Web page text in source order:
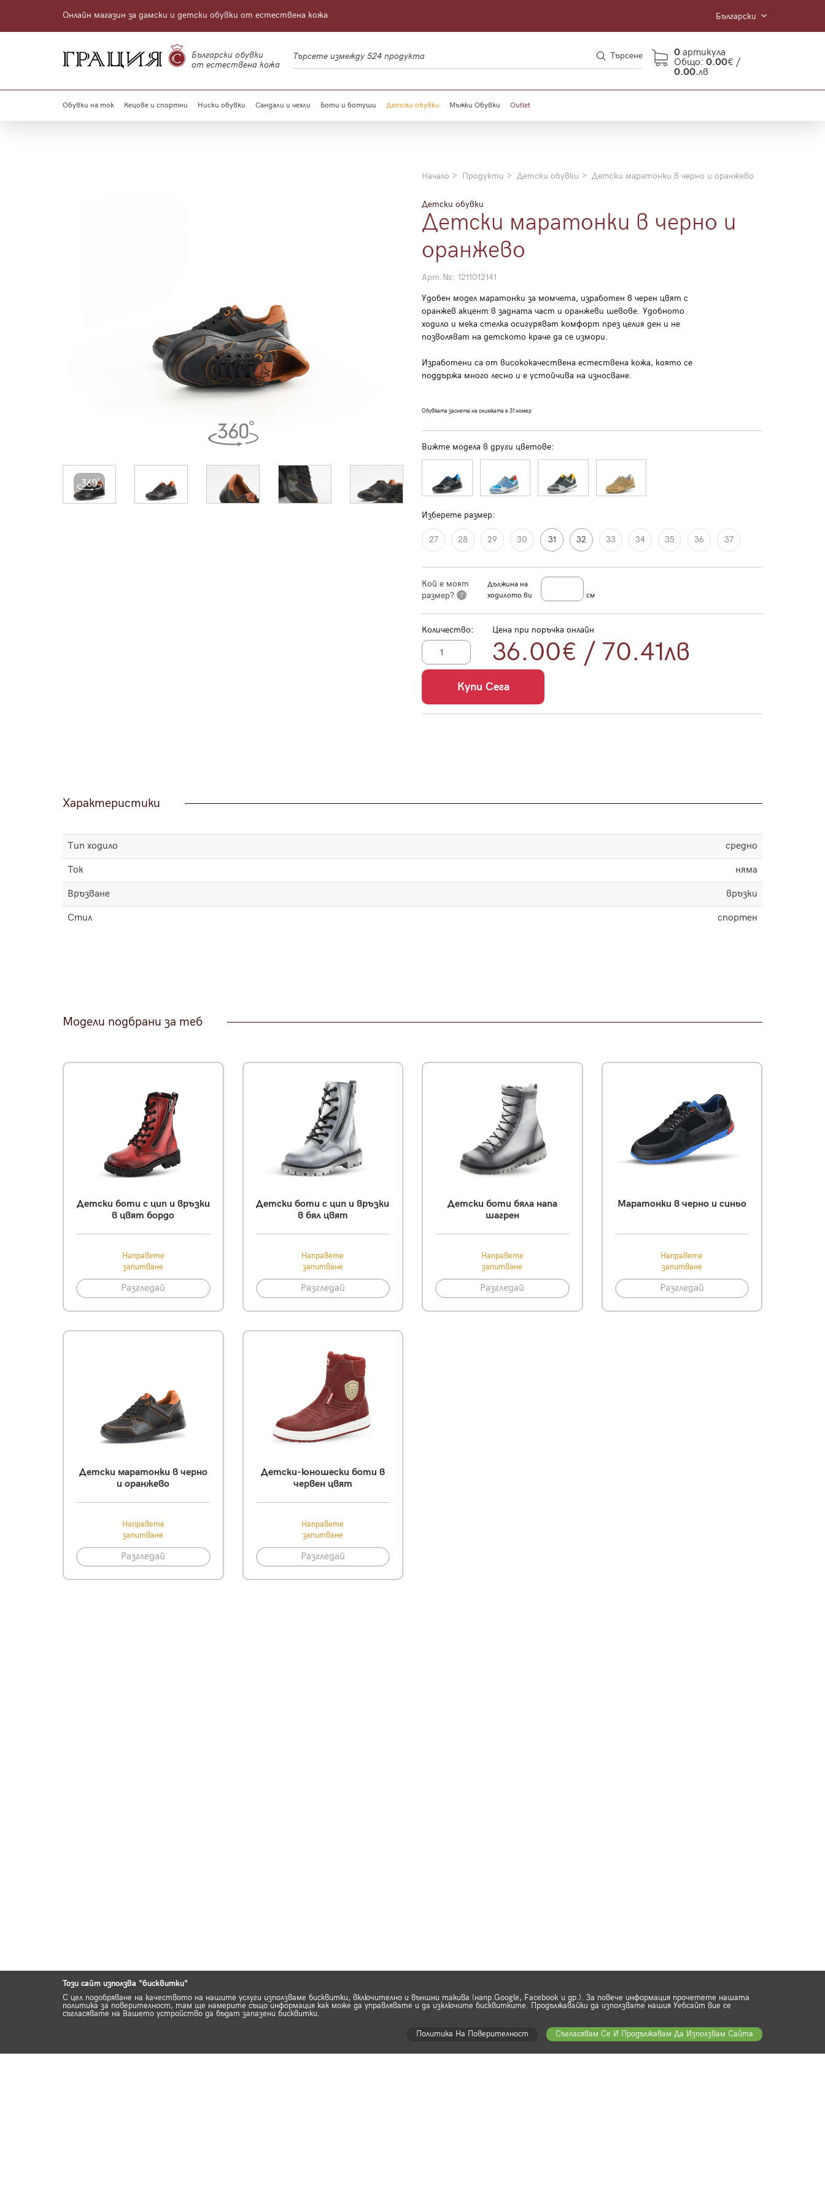
Онлайн магазин за дамски и детски обувки от естествена кожа Български
Български обувки
от естествена кожа
0артикула
Общо: 0.00€ /
0.00.лв
Търсене
Обувки на ток Кецове и спортни Ниски обувки Сандали и чехли Боти и ботуши Детски обувки Мъжки Обувки Outlet
Начало Продукти Детски обувки Детски маратонки в черно и оранжево
Детски обувки
Детски маратонки в черно и
оранжево
Арт.№: 1211012141
Удобен модел маратонки за момчета, изработен в черен цвят с
оранжев акцент в задната част и оранжеви шевове. Удобното
ходило и мека стелка осигуряват комфорт през целия ден и не
позволяват на детското краче да се измори.
Изработени са от висококачествена естествена кожа, която се
поддържа много лесно и е устойчива на износване.
Обувката заснета на снимката е 31 номер
Вижте модела в други цветове:
Изберете размер:
27 28 29 30 31 32 33 34 35 36 37
Кой е моят
размер? ?
Дължина на
ходилото ви
см
Количество: Цена при поръчка онлайн
36.00€ / 70.41лв
Купи Сега
Характеристики
Тип ходило средно
Ток няма
Връзване връзки
Стил спортен
Модели подбрани за теб
Детски боти с цип и връзки
в цвят бордо
Направете
запитване
Разгледай
Детски боти с цип и връзки
в бял цвят
Направете
запитване
Разгледай
Детски боти бяла напа
шагрен
Направете
запитване
Разгледай
Mаратонки в черно и синьо
Направете
запитване
Разгледай
Детски маратонки в черно
и оранжево
Направете
запитване
Разгледай
Детски-юношески боти в
червен цвят
Направете
запитване
Разгледай
Този сайт използва "бисквитки"
С цел подобряване на качеството на нашите услуги използваме бисквитки, включително и външни такива (напр.Google, Facebook и др.). За повече информация прочетете нашата
политика за поверителност, там ще намерите също информация как може да управлявате и да изключите бисквитките. Продължавайки да използвате нашия Уебсайт вие се
съгласявате на Вашето устройство да бъдат запазени бисквитки.
Политика На Поверителност Съгласявам Се И Продължавам Да Използвам Сайта